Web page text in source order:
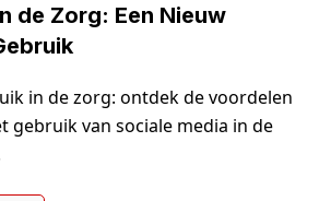
de Zorg: Een Nieuw
in de zorg: ontdek de voordelen
gebruik van sociale media in de